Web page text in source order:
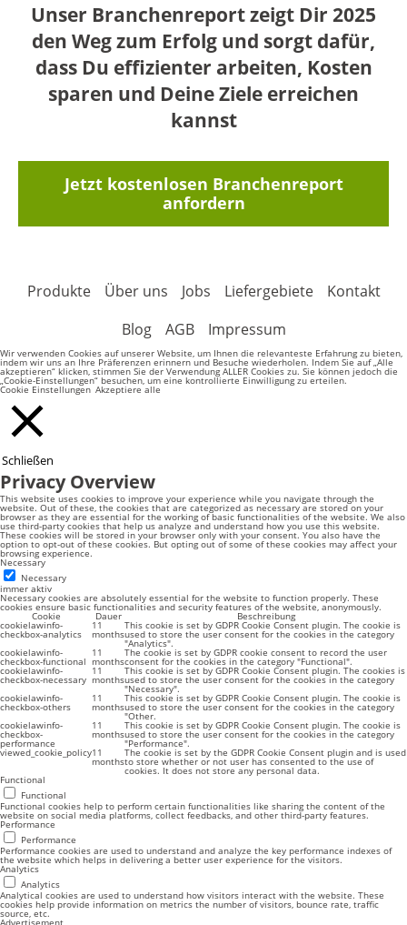
Unser Branchenreport zeigt Dir 2025
den Weg zum Erfolg und sorgt dafür,
dass Du effizienter arbeiten, Kosten
sparen und Deine Ziele erreichen
kannst
Jetzt kostenlosen Branchenreport
anfordern
Produkte Über uns Jobs Liefergebiete
Kontakt
Blog
AGB Impressum
Wir verwenden Cookies auf unserer Website, um Ihnen die relevanteste Erfahrung zu bieten,
indem wir uns an Ihre Präferenzen erinnern und Besuche wiederholen. Indem Sie auf „Alle
akzeptieren“ klicken, stimmen Sie der Verwendung ALLER Cookies zu. Sie können jedoch die
„Cookie-Einstellungen“ besuchen, um eine kontrollierte Einwilligung zu erteilen.
Cookie Einstellungen Akzeptiere alle
Schließen
Privacy Overview
This website uses cookies to improve your experience while you navigate through the
website. Out of these, the cookies that are categorized as necessary are stored on your
browser as they are essential for the working of basic functionalities of the website. We also
use third-party cookies that help us analyze and understand how you use this website.
These cookies will be stored in your browser only with your consent. You also have the
option to opt-out of these cookies. But opting out of some of these cookies may affect your
browsing experience.
Necessary
Necessary
immer aktiv
Necessary cookies are absolutely essential for the website to function properly. These
cookies ensure basic functionalities and security features of the website, anonymously.
Cookie Dauer Beschreibung
cookielawinfo-
checkbox-analytics
11
months
This cookie is set by GDPR Cookie Consent plugin. The cookie is
used to store the user consent for the cookies in the category
"Analytics".
cookielawinfo-
checkbox-functional
11
months
The cookie is set by GDPR cookie consent to record the user
consent for the cookies in the category "Functional".
cookielawinfo-
checkbox-necessary
11
months
This cookie is set by GDPR Cookie Consent plugin. The cookies is
used to store the user consent for the cookies in the category
"Necessary".
cookielawinfo-
checkbox-others
11
months
This cookie is set by GDPR Cookie Consent plugin. The cookie is
used to store the user consent for the cookies in the category
"Other.
cookielawinfo-
checkbox-
performance
11
months
This cookie is set by GDPR Cookie Consent plugin. The cookie is
used to store the user consent for the cookies in the category
"Performance".
viewed_cookie_policy11
months
The cookie is set by the GDPR Cookie Consent plugin and is used
to store whether or not user has consented to the use of
cookies. It does not store any personal data.
Functional
Functional
Functional cookies help to perform certain functionalities like sharing the content of the
website on social media platforms, collect feedbacks, and other third-party features.
Performance
Performance
Performance cookies are used to understand and analyze the key performance indexes of
the website which helps in delivering a better user experience for the visitors.
Analytics
Analytics
Analytical cookies are used to understand how visitors interact with the website. These
cookies help provide information on metrics the number of visitors, bounce rate, traffic
source, etc.
Advertisement